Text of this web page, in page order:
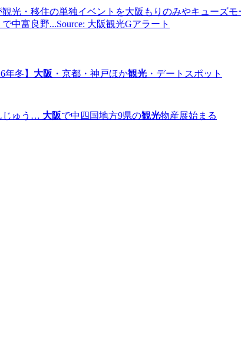
光・移住の単独イベントを大阪もりのみやキューズモ
中富良野...Source: 大阪観光Gアラート
冬】 大阪 ・京都・神戸ほか観光 ・デートスポット
じゅう… 大阪で中四国地方9県の観光物産展始まる